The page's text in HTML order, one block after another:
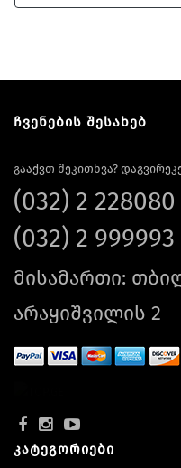
ჩვენების შესახებ
გააქვთ შეკითხვა?
(032) 2 228080
(032) 2 999993
მისამართი:
არაყიშვილის 2
კატეგორიები